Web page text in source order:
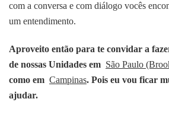
com a conversa e com diálogo vocês
um entendimento.
Aproveito então para te convidar a
de nossas Unidades em São Paulo
como em Campinas. Pois eu vou ficar
ajudar.